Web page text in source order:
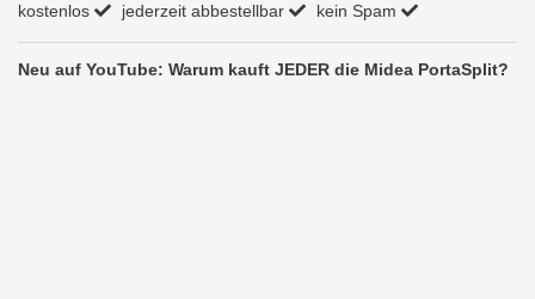
kostenlos jederzeit abbestellbar kein Spam
Neu auf YouTube: Warum kauft JEDER die Midea PortaSplit?